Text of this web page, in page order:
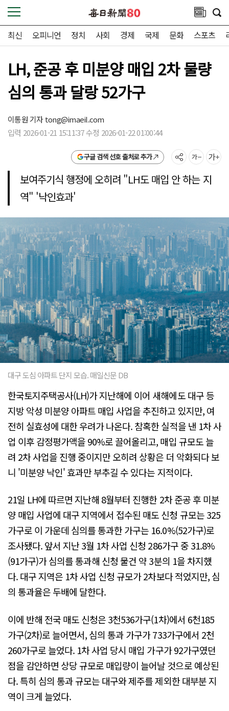
최신 오피니언 정치 사회 경제 국제 문화 스포츠
LH, 준공 후 미분양 매입 2차 물량
심의 통과 달랑 52가구
이통원 기자tong@imaeil.com
입력 2026-01-21 15:11:37 수정 2026-01-22 01:00:44
구글 검색 선호 출처로 추가
보여주기식 행정에 오히려 "LH도 매입 안 하는 지
역" '낙인효과'
대구 도심 아파트 단지 모습. 매일신문 DB
한국토지주택공사(LH)가 지난해에 이어 새해에도 대구 등
지방 악성 미분양 아파트 매입 사업을 추진하고 있지만, 여
전히 실효성에 대한 우려가 나온다. 참혹한 실적을 낸 1차 사
업 이후 감정평가액을 90%로 끌어올리고, 매입 규모도 늘
려 2차 사업을 진행 중이지만 오히려 상황은 더 악화되다 보
니 '미분양 낙인' 효과만 부추길 수 있다는 지적이다.
21일 LH에 따르면 지난해 8월부터 진행한 2차 준공 후 미분
양 매입 사업에 대구 지역에서 접수된 매도 신청 규모는 325
가구로 이 가운데 심의를 통과한 가구는 16.0%(52가구)로
조사됐다. 앞서 지난 3월 1차 사업 신청 286가구 중 31.8%
(91가구)가 심의를 통과해 신청 물건 약 3분의 1을 차지했
다. 대구 지역은 1차 사업 신청 규모가 2차보다 적었지만, 심
의 통과율은 두배에 달한다.
이에 반해 전국 매도 신청은 3천536가구(1차)에서 6천185
가구(2차)로 늘어면서, 심의 통과 가구가 733가구에서 2천
260가구로 늘었다. 1차 사업 당시 매입 가구가 92가구였던
점을 감안하면 상당 규모로 매입량이 늘어날 것으로 예상된
다. 특히 심의 통과 규모는 대구와 제주를 제외한 대부분 지
역이 크게 늘었다.